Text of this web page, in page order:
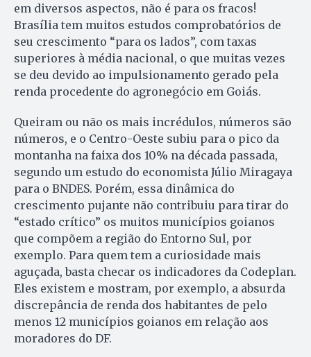
em diversos aspectos, não é para os fracos!
Brasília tem muitos estudos comprobatórios de
seu crescimento “para os lados”, com taxas
superiores à média nacional, o que muitas vezes
se deu devido ao impulsionamento gerado pela
renda procedente do agronegócio em Goiás.
Queiram ou não os mais incrédulos, números são
números, e o Centro-Oeste subiu para o pico da
montanha na faixa dos 10% na década passada,
segundo um estudo do economista Júlio Miragaya
para o BNDES. Porém, essa dinâmica do
crescimento pujante não contribuiu para tirar do
“estado crítico” os muitos municípios goianos
que compõem a região do Entorno Sul, por
exemplo. Para quem tem a curiosidade mais
aguçada, basta checar os indicadores da Codeplan.
Eles existem e mostram, por exemplo, a absurda
discrepância de renda dos habitantes de pelo
menos 12 municípios goianos em relação aos
moradores do DF.